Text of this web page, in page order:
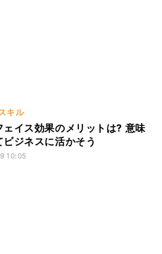
キル
ェイス効果のメリットは? 意味
ビジネスに活かそう
10:05